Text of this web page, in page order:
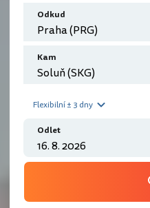
Odkud
Kam
Flexibilní ± 3 dny
Odlet